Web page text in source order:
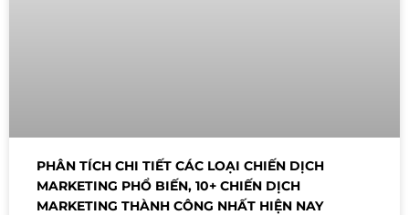
PHÂN TÍCH CHI TIẾT CÁC LOẠI CHIẾN DỊCH
MARKETING PHỔ BIẾN, 10+ CHIẾN DỊCH
MARKETING THÀNH CÔNG NHẤT HIỆN NAY